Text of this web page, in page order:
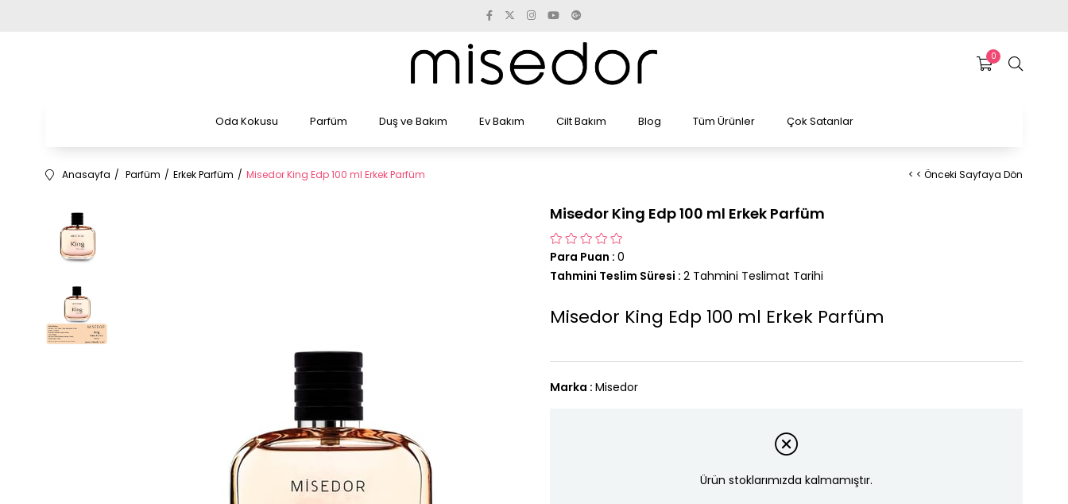
0
Oda Kokusu Parfüm Duş ve Bakım Ev Bakım Cilt Bakım Blog Tüm Ürünler Çok Satanlar
Anasayfa Parfüm Erkek Parfüm Misedor King Edp 100 ml Erkek Parfüm < < Önceki Sayfaya Dön
Misedor King Edp 100 ml Erkek Parfüm
Para Puan : 0
Tahmini Teslim Süresi : 2 Tahmini Teslimat Tarihi
Misedor King Edp 100 ml Erkek Parfüm
Marka : Misedor
Ürün stoklarımızda kalmamıştır.